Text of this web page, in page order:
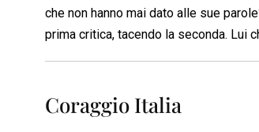
che non hanno mai dato alle sue
prima critica, tacendo la seconda. Lui
Coraggio Italia